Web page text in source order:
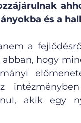
és a
a
abban, hogy
akik egy